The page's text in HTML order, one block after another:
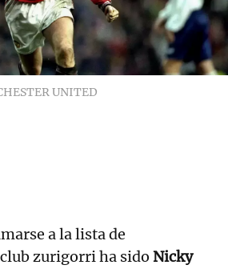
UNITED
a la lista de
zurigorri ha sido Nicky